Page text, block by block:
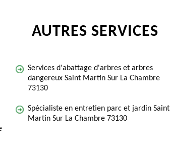
AUTRES SERVICES
Services d'abattage d'arbres et arbres
dangereux Saint Martin Sur La Chambre
73130
Spécialiste en entretien parc et jardin Saint
Martin Sur La Chambre 73130